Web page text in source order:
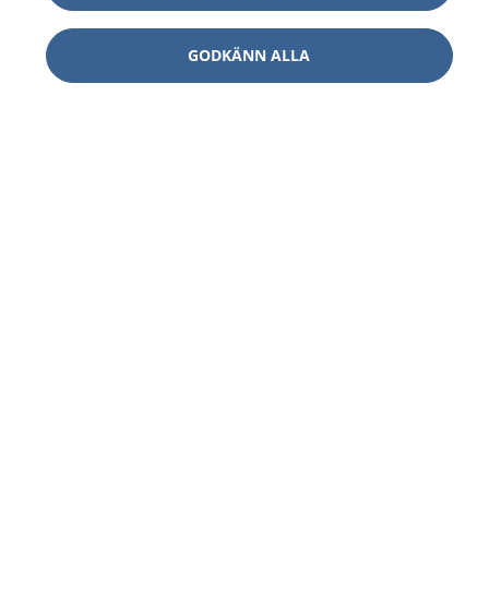
GODKÄNN ALLA